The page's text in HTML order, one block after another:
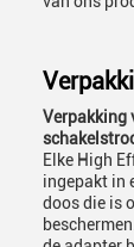
Verpakking
Elke High
ingepakt in
doos die is